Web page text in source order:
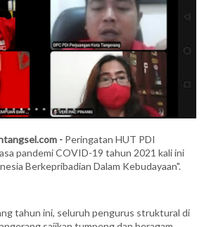
- Peringatan HUT PDI
pandemi COVID-19 tahun 2021 kali ini
Berkepribadian Dalam Kebudayaan".
tahun ini, seluruh pengurus struktural di